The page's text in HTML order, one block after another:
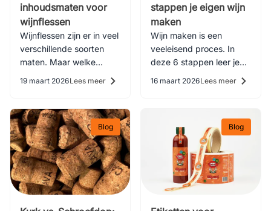
inhoudsmaten voor
wijnflessen
Wijnflessen zijn er in veel
verschillende soorten
maten. Maar welke
19 maart 2026Lees meer
stappen je eigen wijn
maken
Wijn maken is een
veeleisend proces. In
deze 6 stappen leer je
stap voor stap hoe je je
16 maart 2026Lees meer
Blog Blog